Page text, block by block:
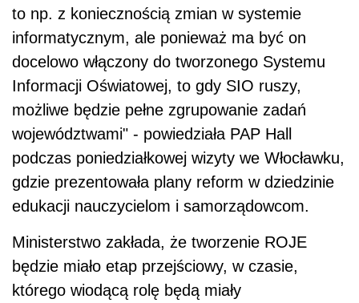
to np. z koniecznością zmian w systemie
informatycznym, ale ponieważ ma być on
docelowo włączony do tworzonego Systemu
Informacji Oświatowej, to gdy SIO ruszy,
możliwe będzie pełne zgrupowanie zadań
województwami" - powiedziała PAP Hall
podczas poniedziałkowej wizyty we Włocławku,
gdzie prezentowała plany reform w dziedzinie
edukacji nauczycielom i samorządowcom.
Ministerstwo zakłada, że tworzenie ROJE
będzie miało etap przejściowy, w czasie,
którego wiodącą rolę będą miały